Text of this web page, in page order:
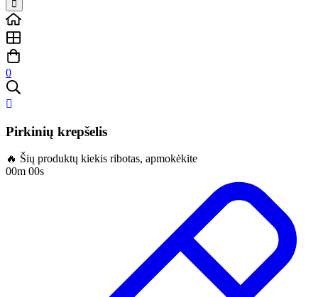
0
Pirkinių krepšelis
🔥 Šių produktų kiekis ribotas, apmokėkite
00m 00s